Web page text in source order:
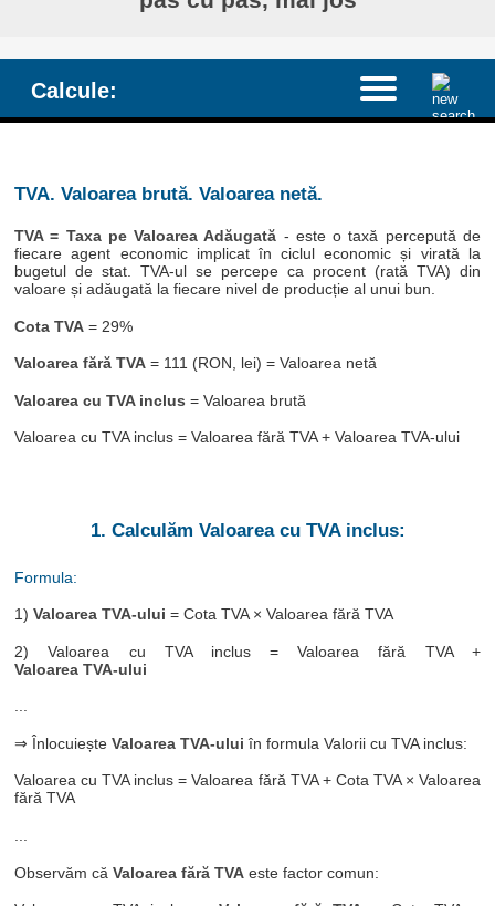
Calcule:
TVA. Valoarea brută. Valoarea netă.
TVA = Taxa pe Valoarea Adăugată - este o taxă percepută de
fiecare agent economic implicat în ciclul economic și virată la
bugetul de stat. TVA-ul se percepe ca procent (rată TVA) din
valoare și adăugată la fiecare nivel de producție al unui bun.
Cota TVA = 29%
Valoarea fără TVA = 111 (RON, lei) = Valoarea netă
Valoarea cu TVA inclus = Valoarea brută
Valoarea cu TVA inclus = Valoarea fără TVA + Valoarea TVA-ului
1. Calculăm Valoarea cu TVA inclus:
Formula:
1)Valoarea TVA-ului = Cota TVA × Valoarea fără TVA
2) Valoarea cu TVA inclus = Valoarea fără TVA +
Valoarea TVA-ului
...
⇒ ÎnlocuieșteValoarea TVA-ului în formula Valorii cu TVA inclus:
Valoarea cu TVA inclus = Valoarea fără TVA + Cota TVA × Valoarea
fără TVA
Observăm căValoarea fără TVA este factor comun: